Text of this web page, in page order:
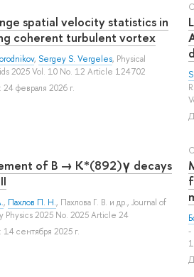
spatial velocity statistics in
coherent turbulent vortex
, Sergey S. Vergeles, Physical
2025 Vol. 10 No. 12 Article 124702
февраля 2026 г.
of B → K*(892)γ decays
, Пахлов П. Н., Пахлова Г. В. и др., Journal of
Physics 2025 No. 2025 Article 24
сентября 2025 г.
-